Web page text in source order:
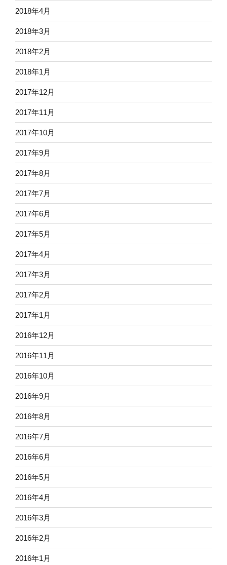
2018年4月
2018年3月
2018年2月
2018年1月
2017年12月
2017年11月
2017年10月
2017年9月
2017年8月
2017年7月
2017年6月
2017年5月
2017年4月
2017年3月
2017年2月
2017年1月
2016年12月
2016年11月
2016年10月
2016年9月
2016年8月
2016年7月
2016年6月
2016年5月
2016年4月
2016年3月
2016年2月
2016年1月